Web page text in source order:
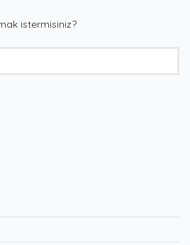
istermisiniz?